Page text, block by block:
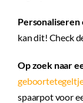
Personaliseren
kan dit! Check
Op zoek naar
spaarpot voor